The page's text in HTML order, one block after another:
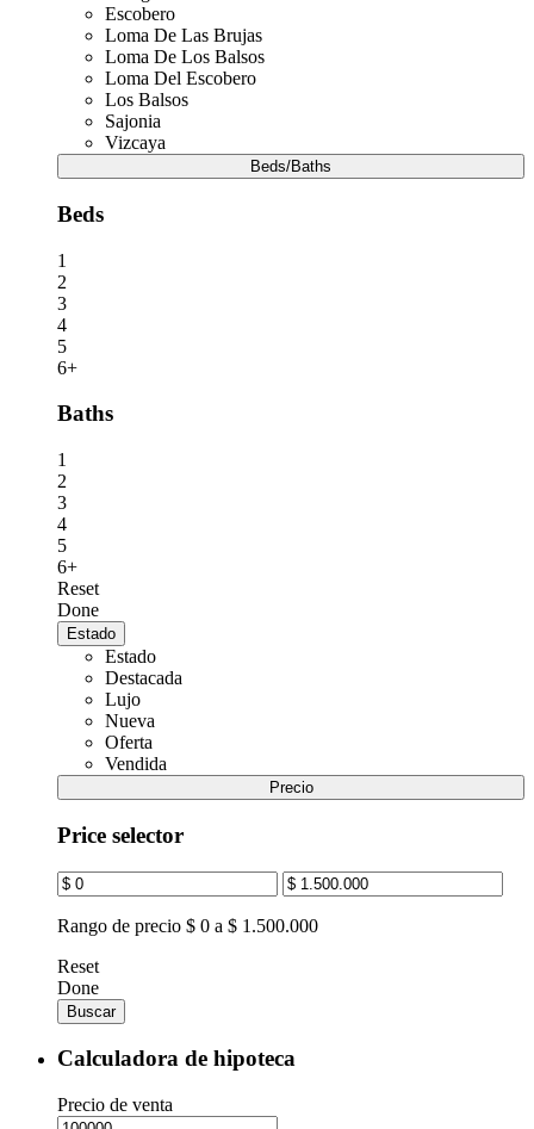
Escobero
Loma De Las Brujas
Loma De Los Balsos
Loma Del Escobero
Los Balsos
Sajonia
Vizcaya
Beds/Baths
Beds
1
2
3
4
5
6+
Baths
1
2
3
4
5
6+
Reset
Done
Estado
Estado
Destacada
Lujo
Nueva
Oferta
Vendida
Precio
Price selector
Rango de precio $ 0 a $ 1.500.000
Reset
Done
Buscar
Calculadora de hipoteca
Precio de venta